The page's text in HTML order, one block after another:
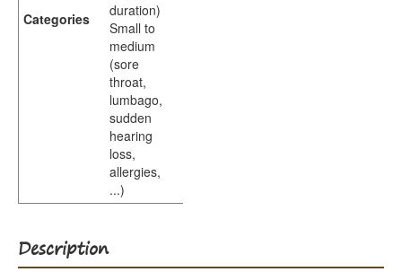
Categories
duration)
Small to
medium
(sore
throat,
lumbago,
sudden
hearing
loss,
allergies,
...)
Description